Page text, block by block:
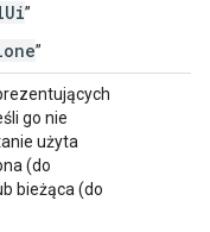
”
”
go nie
użyta
(do
bieżąca (do